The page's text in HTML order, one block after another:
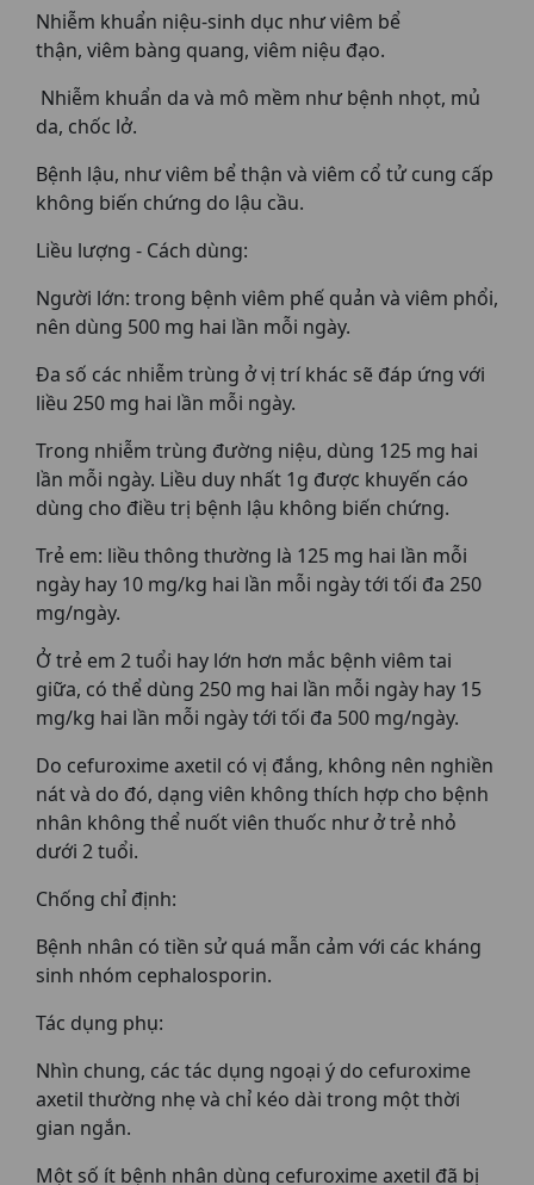
Nhiễm khuẩn niệu-sinh dục như viêm bể
thận, viêm bàng quang, viêm niệu đạo.
Nhiễm khuẩn da và mô mềm như bệnh nhọt, mủ
da, chốc lở.
Bệnh lậu, như viêm bể thận và viêm cổ tử cung cấp
không biến chứng do lậu cầu.
Liều lượng - Cách dùng:
Người lớn: trong bệnh viêm phế quản và viêm phổi,
nên dùng 500 mg hai lần mỗi ngày.
Đa số các nhiễm trùng ở vị trí khác sẽ đáp ứng với
liều 250 mg hai lần mỗi ngày.
Trong nhiễm trùng đường niệu, dùng 125 mg hai
lần mỗi ngày. Liều duy nhất 1g được khuyến cáo
dùng cho điều trị bệnh lậu không biến chứng.
Trẻ em: liều thông thường là 125 mg hai lần mỗi
ngày hay 10 mg/kg hai lần mỗi ngày tới tối đa 250
mg/ngày.
Ở trẻ em 2 tuổi hay lớn hơn mắc bệnh viêm tai
giữa, có thể dùng 250 mg hai lần mỗi ngày hay 15
mg/kg hai lần mỗi ngày tới tối đa 500 mg/ngày.
Do cefuroxime axetil có vị đắng, không nên nghiền
nát và do đó, dạng viên không thích hợp cho bệnh
nhân không thể nuốt viên thuốc như ở trẻ nhỏ
dưới 2 tuổi.
Chống chỉ định:
Bệnh nhân có tiền sử quá mẫn cảm với các kháng
sinh nhóm cephalosporin.
Tác dụng phụ:
Nhìn chung, các tác dụng ngoại ý do cefuroxime
axetil thường nhẹ và chỉ kéo dài trong một thời
gian ngắn.
Một số ít bệnh nhân dùng cefuroxime axetil đã bị